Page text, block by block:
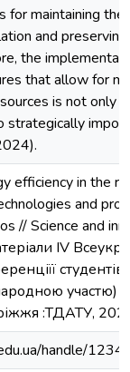
for maintaining
and
the
that allow for
is not only
strategically
efficiency in the
and
// Science and
ІV
участю)
:ТДАТУ,
handle/